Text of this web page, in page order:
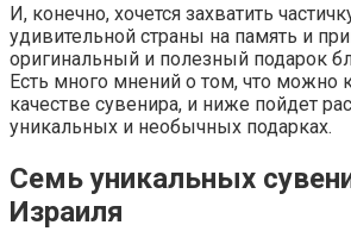
И, конечно, хочется захватить
удивительной страны на память и
оригинальный и полезный подарок
Есть много мнений о том, что можно
качестве сувенира, и ниже пойдет
уникальных и необычных подарках.
Семь уникальных
Израиля